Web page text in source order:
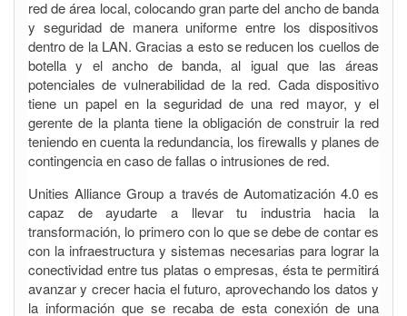
red de área local, colocando gran parte del ancho de banda
y seguridad de manera uniforme entre los dispositivos
dentro de la LAN. Gracias a esto se reducen los cuellos de
botella y el ancho de banda, al igual que las áreas
potenciales de vulnerabilidad de la red. Cada dispositivo
tiene un papel en la seguridad de una red mayor, y el
gerente de la planta tiene la obligación de construir la red
teniendo en cuenta la redundancia, los firewalls y planes de
contingencia en caso de fallas o intrusiones de red.
Unities Alliance Group a través de Automatización 4.0 es
capaz de ayudarte a llevar tu industria hacia la
transformación, lo primero con lo que se debe de contar es
con la infraestructura y sistemas necesarias para lograr la
conectividad entre tus platas o empresas, ésta te permitirá
avanzar y crecer hacia el futuro, aprovechando los datos y
la información que se recaba de esta conexión de una